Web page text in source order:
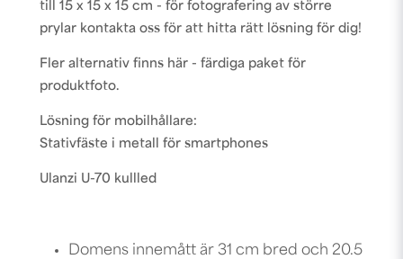
till 15 x 15 x 15 cm - för fotografering av större
prylar kontakta oss för att hitta rätt lösning för dig!
Fler alternativ finns här - färdiga paket för
produktfoto.
Lösning för mobilhållare:
Stativfäste i metall för smartphones
Ulanzi U-70 kullled
Domens innemått är 31 cm bred och 20.5